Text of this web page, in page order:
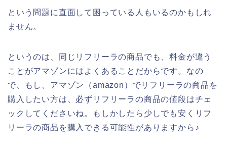
という問題に直面して困っている人もいるのかもしれ
ません。
というのは、同じリフリーラの商品でも、料金が違う
ことがアマゾンにはよくあることだからです。なの
で、もし、アマゾン（amazon）でリフリーラの商品を
購入したい方は、必ずリフリーラの商品の値段はチェ
ックしてくださいね。もしかしたら少しでも安くリフ
リーラの商品を購入できる可能性がありますから♪